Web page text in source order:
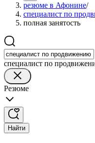
резюме в Афонине/
специалист по
полная занятость
специалист по
Резюме
Найти